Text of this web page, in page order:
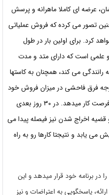
عرضه ای کاملا ماهرانه و پرسش
تصور می کرده که فروش عملیاتی
کرد. برای اولین بار در طول
علمی است که دارای متد و مدت
می کند، همچنان به کاستها
فرق فاحشی در میزان فروش خود
می شود. رییس نیز یک ماه دیگر به او فرصت کار میدهد. در ۳۰ روز بعدی
اخراج شدن نیز فیصله پیدا می
می یابد و نتیجتا کارها رو به راه
در برنامه خود قرار میدهد و این
پاسخگویی به اعتراضات و نیز